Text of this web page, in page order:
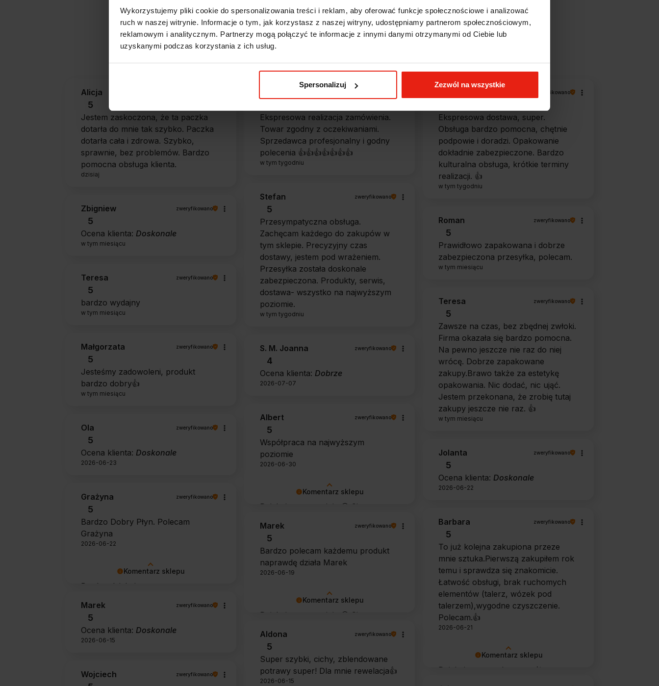
Wykorzystujemy pliki cookie do spersonalizowania treści i reklam, aby oferować funkcje społecznościowe i analizować
ruch w naszej witrynie. Informacje o tym, jak korzystasz z naszej witryny, udostępniamy partnerom społecznościowym,
reklamowym i analitycznym. Partnerzy mogą połączyć te informacje z innymi danymi otrzymanymi od Ciebie lub
uzyskanymi podczas korzystania z ich usług.
Spersonalizuj Zezwól na wszystkie
Opinie klientów
Alicja
5
Jestem zaskoczona, że ta paczka
dotarła do mnie tak szybko. Paczka
dotarła cała i zdrowa. Szybko,
sprawnie, bez problemów. Bardzo
pomocna obsługa klienta.
dzisiaj
Ekspresowa realizacja zamówienia.
Towar zgodny z oczekiwaniami.
Sprzedawca profesjonalny i godny
polecenia 👍️👍️👍️👍️👍️👍️👍️
w tym tygodniu
zweryfikowano
Ekspresowa dostawa, super.
Obsługa bardzo pomocna, chętnie
podpowie i doradzi. Opakowanie
dokładnie zabezpieczone. Bardzo
kulturalna obsługa, krótkie terminy
realizacji. 👍️
w tym tygodniu
Stefan zweryfikowano
5
Przesympatyczna obsługa.
Zachęcam każdego do zakupów w
tym sklepie. Precyzyjny czas
dostawy, jestem pod wrażeniem.
Przesyłka została doskonale
zabezpieczona. Produkty, serwis,
dostawa- wszystko na najwyższym
poziomie.
w tym tygodniu
Zbigniew zweryfikowano
5
Ocena klienta: Doskonale
w tym miesiącu
Roman zweryfikowano
5
Prawidłowo zapakowana i dobrze
zabezpieczona przesyłka, polecam.
w tym miesiącu
Teresa zweryfikowano
5
bardzo wydajny
w tym miesiącu
Teresa zweryfikowano
5
Zawsze na czas, bez zbędnej zwłoki.
Firma okazała się bardzo pomocna.
Na pewno jeszcze nie raz do niej
wrócę. Dobrze zapakowane
zakupy.Brawo także za estetykę
opakowania. Nic dodać, nic ująć.
Jestem przekonana, że zrobię tutaj
zakupy jeszcze nie raz. 👍️
w tym miesiącu
Małgorzata zweryfikowano
5
Jesteśmy zadowoleni, produkt
bardzo dobry👍️
w tym miesiącu
S. M. Joanna zweryfikowano
4
Ocena klienta: Dobrze
2026-07-07
Komentarz sklepu
Dziękujemy za opinię 🙂 Cieszymy
zakup spełniły Pana oczekiwania.
Dziękujemy za zaufanie.
Albert zweryfikowano
5
Współpraca na najwyższym
poziomie
2026-06-30
Ola zweryfikowano
5
Ocena klienta: Doskonale
2026-06-23
Jolanta zweryfikowano
5
Ocena klienta: Doskonale
2026-06-22
Komentarz sklepu
Bardzo dziękujemy za pozytywną
zapewniał doskonałe efekty przy
każdym użyciu.
Grażyna zweryfikowano
5
Bardzo Dobry Płyn. Polecam
Grażyna
2026-06-22
Komentarz sklepu
Dziękujemy za tak szczegółową
Barbara zweryfikowano
5
To już kolejna zakupiona przeze
mnie sztuka.Pierwszą zakupiłem rok
temu i sprawdza się znakomicie.
Łatwość obsługi, brak ruchomych
elementów (talerz, wózek pod
talerzem),wygodne czyszczenie.
Polecam.👍️
2026-06-21
Komentarz sklepu
Dziękujemy za opinię 🙂 Cieszymy
potwierdził swoją skuteczność.
Marek zweryfikowano
5
Bardzo polecam każdemu produkt
naprawdę działa Marek
2026-06-19
Marek zweryfikowano
5
Ocena klienta: Doskonale
2026-06-15
Aldona zweryfikowano
5
Super szybki, cichy, zblendowane
potrawy super! Dla mnie rewelacja👍️
2026-06-15
Wojciech zweryfikowano